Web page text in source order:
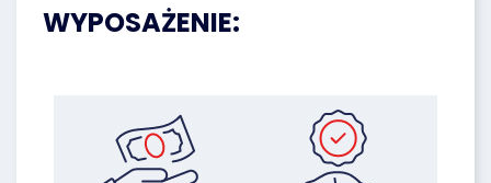
WYPOSAŻENIE: